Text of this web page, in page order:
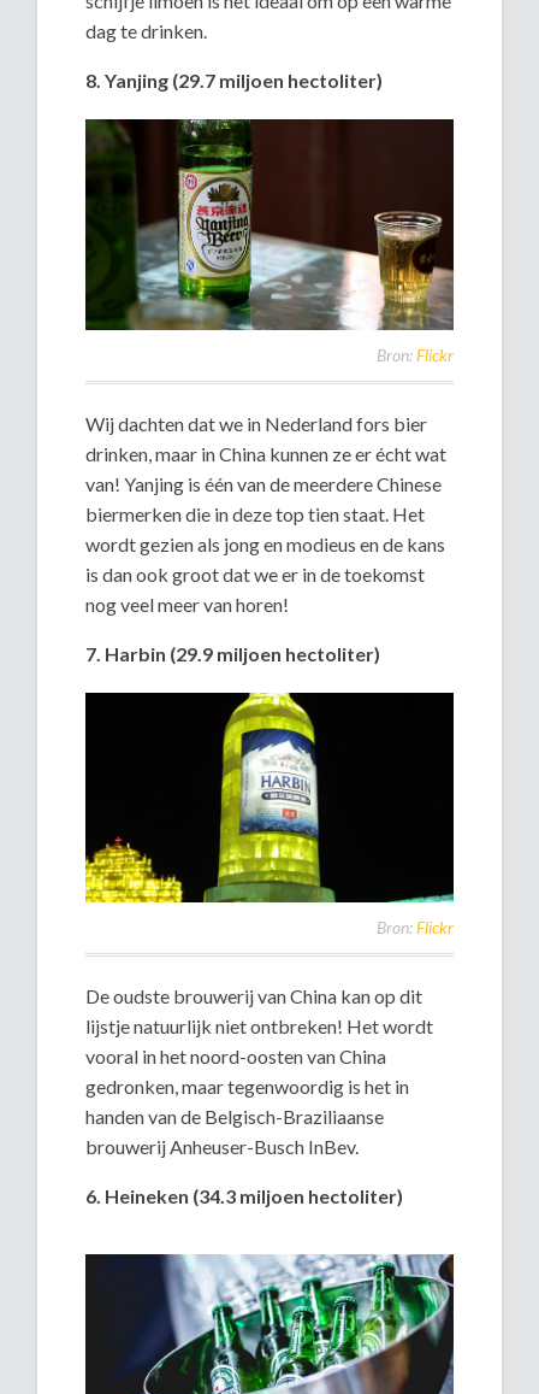
dag te drinken.
8. Yanjing (29.7 miljoen hectoliter)
Bron:Flickr
Wij dachten dat we in Nederland fors bier
drinken, maar in China kunnen ze er écht wat
van! Yanjing is één van de meerdere Chinese
biermerken die in deze top tien staat. Het
wordt gezien als jong en modieus en de kans
is dan ook groot dat we er in de toekomst
nog veel meer van horen!
7. Harbin (29.9 miljoen hectoliter)
Bron:Flickr
De oudste brouwerij van China kan op dit
lijstje natuurlijk niet ontbreken! Het wordt
vooral in het noord-oosten van China
gedronken, maar tegenwoordig is het in
handen van de Belgisch-Braziliaanse
brouwerij Anheuser-Busch InBev.
6. Heineken (34.3 miljoen hectoliter)